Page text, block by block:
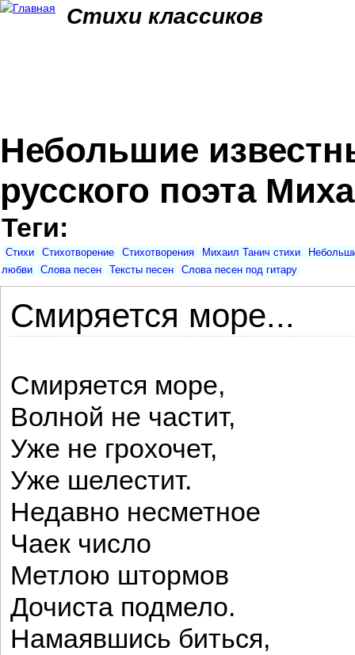
Стихи классиков
Небольшие
русского поэта
Теги:
Стихи Стихотворение Стихотворения Михаил Танич стихи
любви
Слова песен Тексты песен Слова песен под гитару
Смиряется море...
Смиряется море,
Волной не частит,
Уже не грохочет,
Уже шелестит.
Недавно несметное
Чаек число
Метлою штормов
Дочиста подмело.
Намаявшись биться,